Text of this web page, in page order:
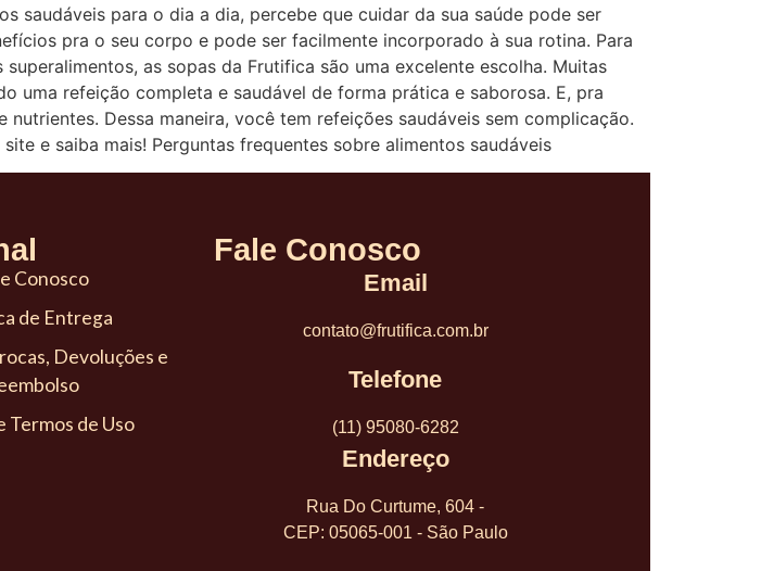
saudáveis para o dia a dia, percebe que cuidar da sua saúde pode ser
pra o seu corpo e pode ser facilmente incorporado à sua rotina. Para
as sopas da Frutifica são uma excelente escolha. Muitas
uma refeição completa e saudável de forma prática e saborosa. E, pra
Dessa maneira, você tem refeições saudáveis sem complicação.
e saiba mais! Perguntas frequentes sobre alimentos saudáveis
Conosco
de Entrega
Devoluções e
Termos de Uso
Fale Conosco
Email
contato@frutifica.com.br
Telefone
(11) 95080-6282
Endereço
Rua Do Curtume, 604 -
CEP: 05065-001 - São Paulo